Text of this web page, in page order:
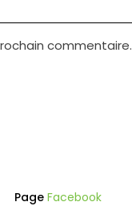
commentaire.
Page Facebook